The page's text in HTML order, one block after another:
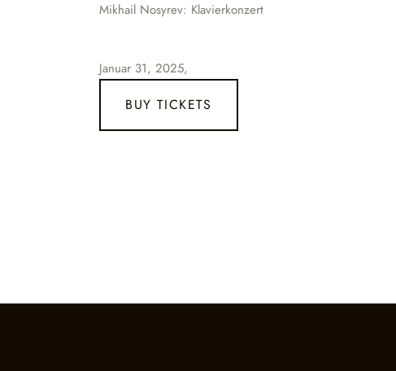
Mikhail Nosyrev: Klavierkonzert
Januar 31, 2025,
BUY TICKETS